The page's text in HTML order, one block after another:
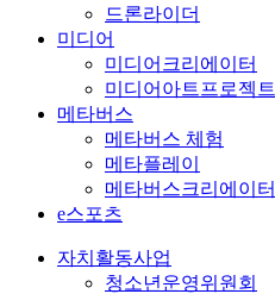
드론라이더
미디어
미디어크리에이터
미디어아트프로젝트
메타버스
메타버스 체험
메타플레이
메타버스크리에이터
e스포츠
자치활동사업
청소년운영위원회